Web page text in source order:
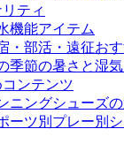
ティ
機能アイテム
・部活・遠征お
季節の暑さと湿
ンテンツ
ニングシューズ
ーツ別プレー別